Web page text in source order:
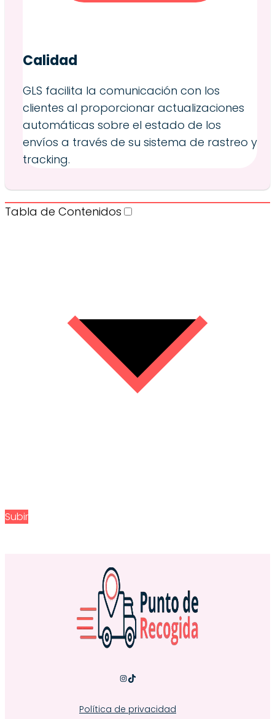
Calidad
GLS facilita la comunicación con los
clientes al proporcionar actualizaciones
automáticas sobre el estado de los
envíos a través de su sistema de rastreo y
tracking.
Tabla de Contenidos
Subir
Instagram
TikTok
Política de privacidad